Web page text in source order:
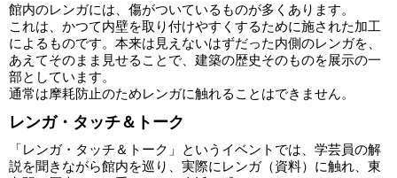
館内のレンガには、傷がついているものが多くあります。
これは、かつて内壁を取り付けやすくするために施された加工
によるものです。本来は見えないはずだった内側のレンガを、
あえてそのまま見せることで、建築の歴史そのものを展示の一
部としています。
通常は摩耗防止のためレンガに触れることはできません。
レンガ・タッチ＆トーク
「レンガ・タッチ＆トーク」というイベントでは、学芸員の解
説を聞きながら館内を巡り、実際にレンガ（資料）に触れ、東